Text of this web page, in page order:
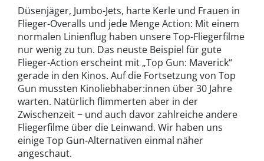
Düsenjäger, Jumbo-Jets, harte Kerle und Frauen in
Flieger-Overalls und jede Menge Action: Mit einem
normalen Linienflug haben unsere Top-Fliegerfilme
nur wenig zu tun. Das neuste Beispiel für gute
Flieger-Action erscheint mit „Top Gun: Maverick“
gerade in den Kinos. Auf die Fortsetzung von Top
Gun mussten Kinoliebhaber:innen über 30 Jahre
warten. Natürlich flimmerten aber in der
Zwischenzeit − und auch davor zahlreiche andere
Fliegerfilme über die Leinwand. Wir haben uns
einige Top Gun-Alternativen einmal näher
angeschaut.